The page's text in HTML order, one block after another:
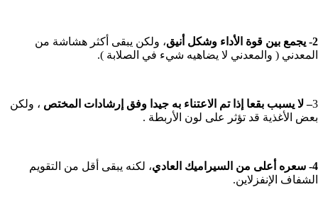
2- يجمع بين قوة الأداء وشكل أنيق
، ولكن يبقى أكثر هشاشة من
المعدني ( والمعدني لا يضاهيه شيء في الصلابة ).
3– لا يسبب بقعا إذا تم الاعتناء به جيدا وفق إرشادات المختص ، ولكن
بعض الأغذية قد تؤثر على لون الأربطة .
4- سعره أعلى من السيراميك العادي
، لكنه يبقى أقل من التقويم
الشفاف الإنفزلاين.